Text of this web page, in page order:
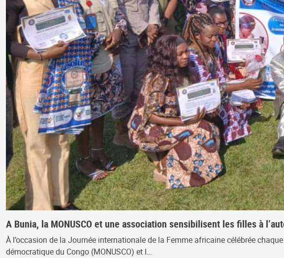
A Bunia, la MONUSCO et une association sensibilisent les filles à
À l’occasion de la Journée internationale de la Femme africaine célébrée
démocratique du Congo (MONUSCO) et l…